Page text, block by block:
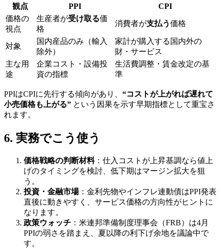
観点 PPI
CPI
価格の
視点
生産者が受け取る価
格
消費者が支払う価格
対象
国内産品のみ（輸入
除外）
家計が購入する国内外の
財・サービス
主な用
途
企業コスト・設備投
資の指標
生活費調整・賃金改定の基
準
PPIはCPIに先行する傾向があり、 “コストが上がれば遅れて
小売価格も上がる” という因果を示す早期指標として重宝さ
れます。
6. 実務でこう使う
価格戦略の判断材料：仕入コストが上昇基調なら値上
げのタイミングを検討、低下期はマージン拡大を狙
う。
投資・金融市場：金利先物やインフレ連動債はPPI発表
直後に動きやすく、サービス価格の方向性がヒントに
なります。
政策ウォッチ ：米連邦準備制度理事会（FRB）は4月
PPIの弱さを踏まえ、夏以降の利下げ余地を議論中で
す。